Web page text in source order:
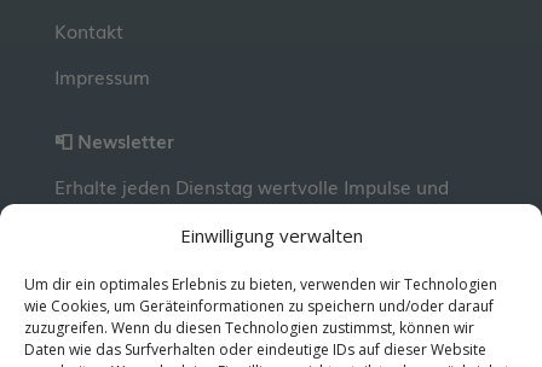
Einwilligung verwalten
Um dir ein optimales Erlebnis zu bieten, verwenden wir Technologien
wie Cookies, um Geräteinformationen zu speichern und/oder darauf
zuzugreifen. Wenn du diesen Technologien zustimmst, können wir
Daten wie das Surfverhalten oder eindeutige IDs auf dieser Website
Kontakt
Impressum
📮 Newsletter
Erhalte jeden Dienstag wertvolle Impulse und
kostenlos abonnieren!
© 2026 MentorMe. Alle Rechte vorbehalten.